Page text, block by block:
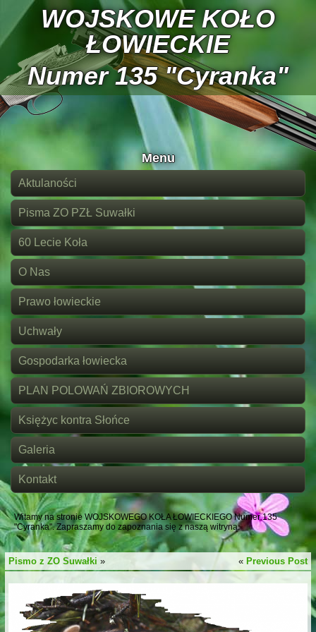
WOJSKOWE KOŁO
ŁOWIECKIE
Numer 135 "Cyranka"
Menu
Aktulaności
Pisma ZO PZŁ Suwałki
60 Lecie Koła
O Nas
Prawo łowieckie
Uchwały
Gospodarka łowiecka
PLAN POLOWAŃ ZBIOROWYCH
Księżyc kontra Słońce
Galeria
Kontakt
Witamy na stronie WOJSKOWEGO KOŁA ŁOWIECKIEGO Numer 135
"Cyranka". Zapraszamy do zapoznania się z naszą witryną.
Pismo z ZO Suwałki » « Previous Post